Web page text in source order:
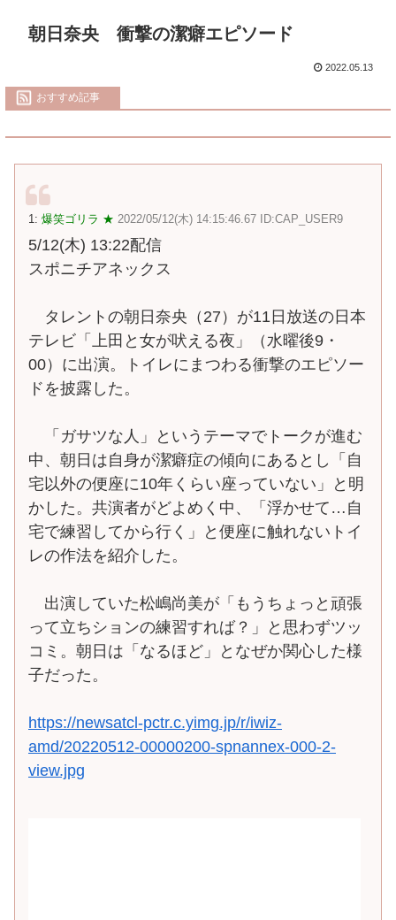
朝日奈央 衝撃の潔癖エピソード
2022.05.13
おすすめ記事
1: 爆笑ゴリラ ★ 2022/05/12(木) 14:15:46.67 ID:CAP_USER9
5/12(木) 13:22配信
スポニチアネックス
タレントの朝日奈央（27）が11日放送の日本
テレビ「上田と女が吠える夜」（水曜後9・
00）に出演。トイレにまつわる衝撃のエピソー
ドを披露した。
「ガサツな人」というテーマでトークが進む
中、朝日は自身が潔癖症の傾向にあるとし「自
宅以外の便座に10年くらい座っていない」と明
かした。共演者がどよめく中、「浮かせて…自
宅で練習してから行く」と便座に触れないトイ
レの作法を紹介した。
出演していた松嶋尚美が「もうちょっと頑張
って立ちションの練習すれば？」と思わずツッ
コミ。朝日は「なるほど」となぜか関心した様
子だった。
https://newsatcl-pctr.c.yimg.jp/r/iwiz-
amd/20220512-00000200-spnannex-000-2-
view.jpg